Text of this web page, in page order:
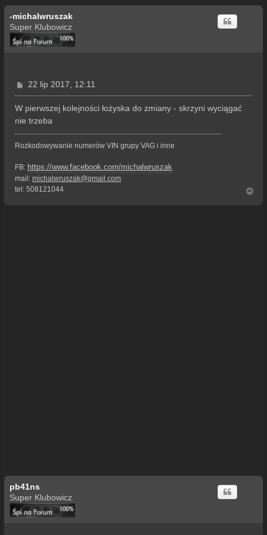
-michalwruszak
Super Klubowicz
P
o
s
t
22 lip 2017, 12:11
W pierwszej kolejności łożyska do zmiany - skrzyni wyciągać
nie trzeba
Rozkodowywanie numerów VIN grupy VAG i inne
FB: https://www.facebook.com/michalwruszak
mail: michalwruszak@gmail.com
tel: 508121044
pb41ns
Super Klubowicz